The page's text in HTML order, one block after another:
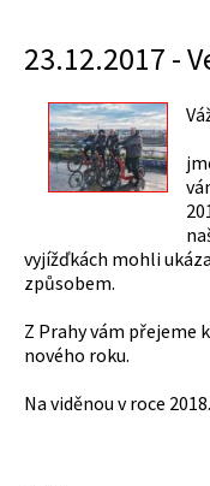
23.12.2017 -
vyjížďkách mohli
způsobem.
Z Prahy vám přejeme
nového roku.
Na viděnou v roce 2018.